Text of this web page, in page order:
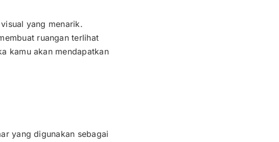
yang menarik.
ruangan terlihat
kamu akan mendapatkan
yang digunakan sebagai